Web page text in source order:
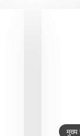
मुख्य